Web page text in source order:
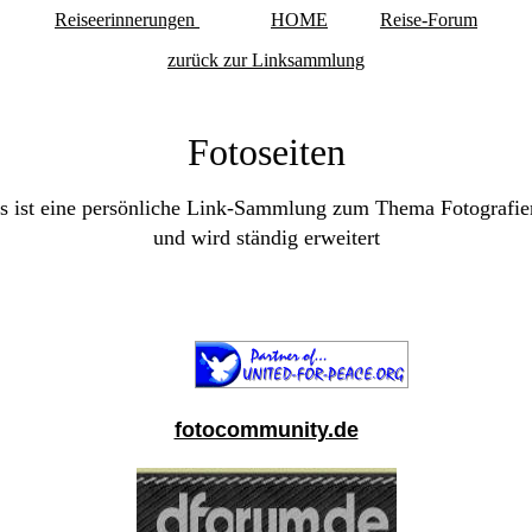
Reiseerinnerungen HOME
Reise-Forum
zurück zur Linksammlung
Fotoseiten
ist eine persönliche Link-Sammlung zum Thema
und wird ständig erweitert
fotocommunity.de